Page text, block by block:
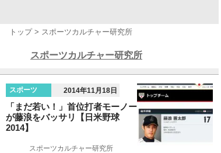
トップ スポーツカルチャー研究所
スポーツカルチャー研究所
スポーツ 2014年11月18日
「まだ若い！」首位打者モーノー
が藤浪をバッサリ【日米野球
2014】
スポーツカルチャー研究所